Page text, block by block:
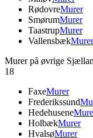
RødovreMurer
SmørumMurer
TaastrupMurer
VallensbækMurer
Murer på øvrige
18
FaxeMurer
Frederikssund
Hedehusene
HolbækMurer
HvalsøMurer